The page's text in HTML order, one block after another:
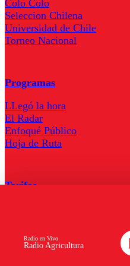
Radio Agricultura
Radio en Vivo
Colo Colo
Seleccion Chilena
Universidad de Chile
Torneo Nacional
Programas
LLegó la hora
El Radar
Enfoqué Público
Hoja de Ruta
Tarifas